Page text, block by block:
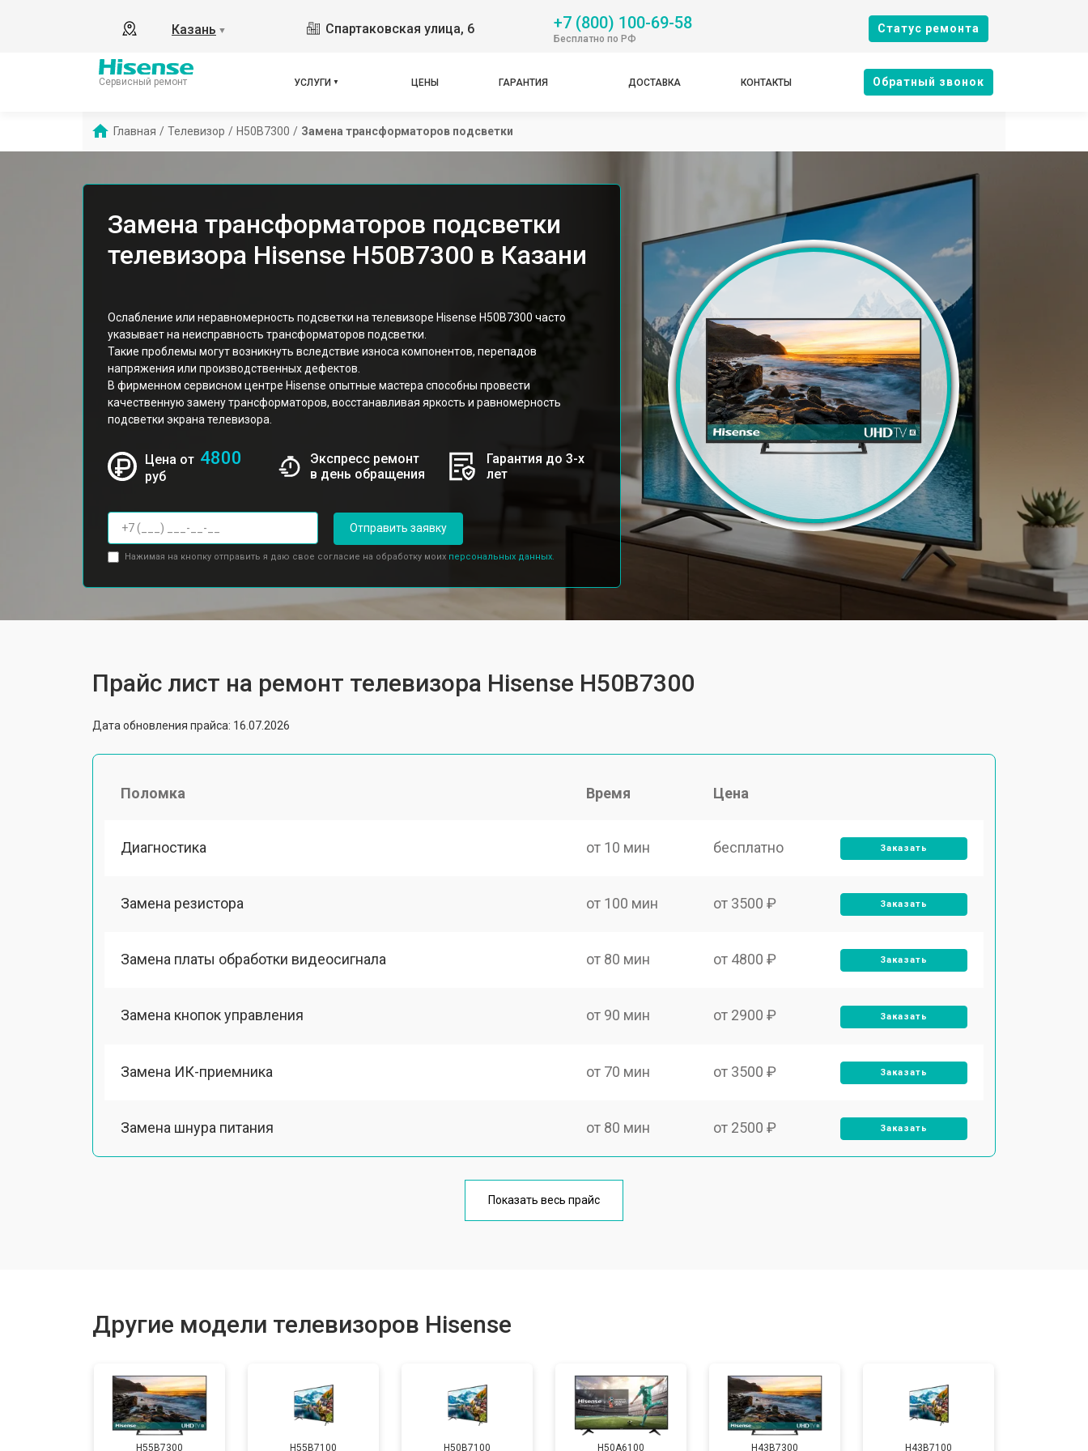
Казань ▼ Спартаковская улица, 6 +7 (800) 100-69-58
Бесплатно по РФ
Cтатус ремонта
Сервисный ремонт УСЛУГИ ЦЕНЫ ГАРАНТИЯ ДОСТАВКА КОНТАКТЫ Oбратный звонок
Главная / Телевизор / H50B7300 / Замена трансформаторов подсветки
Замена трансформаторов подсветки
телевизора Hisense H50B7300 в Казани
Ослабление или неравномерность подсветки на телевизоре Hisense H50B7300 часто
указывает на неисправность трансформаторов подсветки.
Такие проблемы могут возникнуть вследствие износа компонентов, перепадов
напряжения или производственных дефектов.
В фирменном сервисном центре Hisense опытные мастера способны провести
качественную замену трансформаторов, восстанавливая яркость и равномерность
подсветки экрана телевизора.
Цена от 4800
руб
Экспресс ремонт
в день обращения
Гарантия до 3-х
лет
Отправить заявку
Нажимая на кнопку отправить я даю свое согласие на обработку моих персональных данных.
Прайс лист на ремонт телевизора Hisense H50B7300
Дата обновления прайса: 16.07.2026
Поломка Время Цена
Диагностика от 10 мин бесплатно Заказать
Замена резистора от 100 мин от 3500 ₽ Заказать
Замена платы обработки видеосигнала от 80 мин от 4800 ₽ Заказать
Замена кнопок управления от 90 мин от 2900 ₽ Заказать
Замена ИК-приемника от 70 мин от 3500 ₽ Заказать
Замена шнура питания от 80 мин от 2500 ₽ Заказать
от 60 мин
Замена HDMI порта от 60 мин от 2600 ₽ Заказать
Показать весь прайс
Другие модели телевизоров Hisense
H55B7300 H55B7100 H50B7100 H50A6100 H43B7300 H43B7100